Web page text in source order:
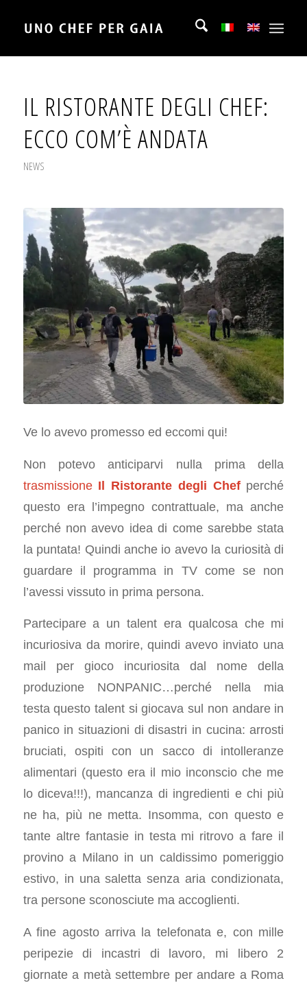
IL RISTORANTE DEGLI CHEF:
ECCO COM’È ANDATA
NEWS
Ve lo avevo promesso ed eccomi qui!
Non potevo anticiparvi nulla prima della
trasmissione Il Ristorante degli Chefperché
questo era l’impegno contrattuale, ma anche
perché non avevo idea di come sarebbe stata
la puntata! Quindi anche io avevo la curiosità di
guardare il programma in TV come se non
l’avessi vissuto in prima persona.
Partecipare a un talent era qualcosa che mi
incuriosiva da morire, quindi avevo inviato una
mail per gioco incuriosita dal nome della
produzione NONPANIC…perché nella mia
testa questo talent si giocava sul non andare in
panico in situazioni di disastri in cucina: arrosti
bruciati, ospiti con un sacco di intolleranze
alimentari (questo era il mio inconscio che me
lo diceva!!!), mancanza di ingredienti e chi più
ne ha, più ne metta. Insomma, con questo e
tante altre fantasie in testa mi ritrovo a fare il
provino a Milano in un caldissimo pomeriggio
estivo, in una saletta senza aria condizionata,
tra persone sconosciute ma accoglienti.
A fine agosto arriva la telefonata e, con mille
peripezie di incastri di lavoro, mi libero 2
giornate a metà settembre per andare a Roma